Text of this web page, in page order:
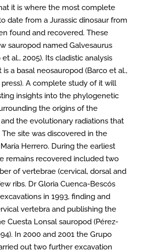
it is where the most complete
date from a Jurassic dinosaur from
found and recovered. These
sauropod named Galvesaurus
al., 2005). Its cladistic analysis
is a basal neosauropod (Barco et al.,
press). A complete study of it will
insights into the phylogenetic
the origins of the
the evolutionary radiations that
site was discovered in the
Herrero. During the earliest
remains recovered included two
of vertebrae (cervical, dorsal and
ribs. Dr Gloria Cuenca-Bescós
in 1993, finding and
vertebra and publishing the
Cuesta Lonsal sauropod (Pérez-
In 2000 and 2001 the Grupo
out two further excavation